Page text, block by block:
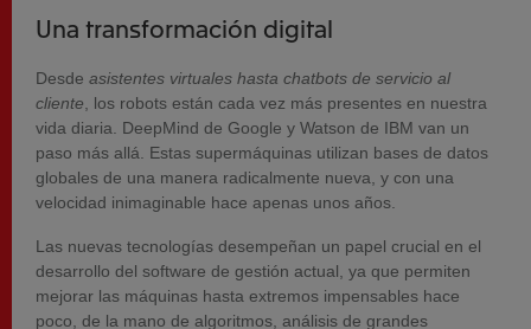
Una transformación digital
Desde asistentes virtuales hasta chatbots de servicio al
cliente , los robots están cada vez más presentes en nuestra
vida diaria. DeepMind de Google y Watson de IBM van un
paso más allá. Estas supermáquinas utilizan bases de datos
globales de una manera radicalmente nueva, y con una
velocidad inimaginable hace apenas unos años.
Las nuevas tecnologías desempeñan un papel crucial en el
desarrollo del software de gestión actual, ya que permiten
mejorar las máquinas hasta extremos impensables hace
poco, de la mano de algoritmos, análisis de grandes